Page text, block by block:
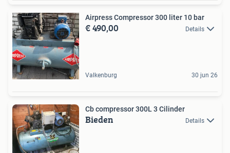
Airpress Compressor 300 liter 10 bar
€ 490,00 Details
Valkenburg 30 jun 26
Cb compressor 300L 3 Cilinder
Bieden Details